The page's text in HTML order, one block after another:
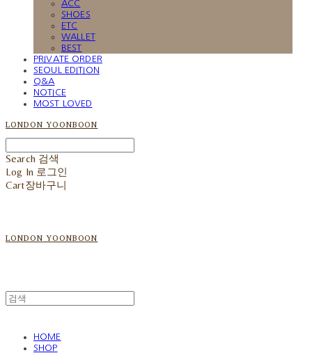
ACC
SHOES
ETC
WALLET
BEST
PRIVATE ORDER
SEOUL EDITION
Q&A
NOTICE
MOST LOVED
LONDON YOONBOON
Search 검색
Log In 로그인
Cart장바구니
LONDON YOONBOON
HOME
SHOP